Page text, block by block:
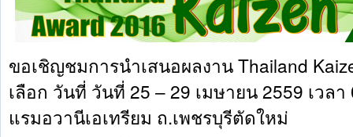
ขอเชิญชมการนำเสนอผลงาน Thailand
เลือก วันที่ วันที่ 25 – 29 เมษายน 2559 เวล
แรมอวานีเอเทรียม ถ.เพชรบุรีตัดใหม่